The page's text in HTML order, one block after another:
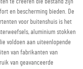
te creëren die bestand zijn
en bescherming bieden. De
voor buitenshuis is het
aluminium stokken
voldoen aan uiteenlopende
van fabrikanten van
van geavanceerde